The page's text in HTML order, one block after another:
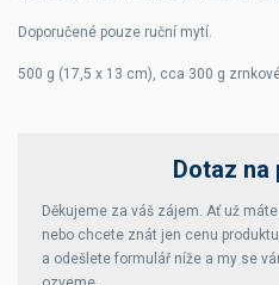
Doporučené pouze ruční mytí.
500 g (17,5 x 13 cm), cca 300 g
Dotaz
Děkujeme za váš zájem. Ať už
nebo chcete znát jen cenu
a odešlete formulář níže a my se